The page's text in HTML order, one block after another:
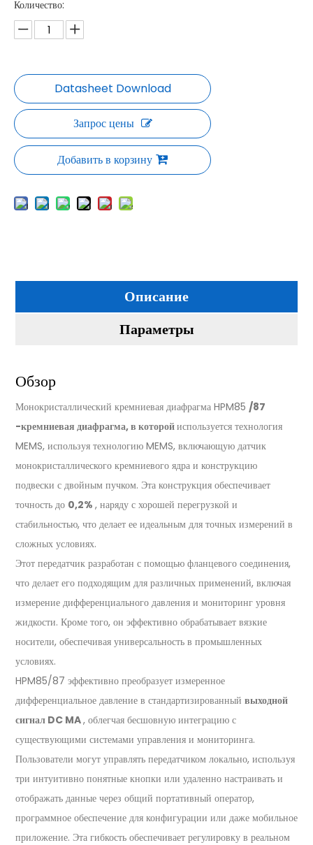
Количество:
Запрос цены
Добавить в корзину
Описание
Параметры
Обзор
Монокристаллический кремниевая диафрагма HPM85 /87
-кремниевая диафрагма, в которойиспользуется технология
MEMS, используя технологию MEMS, включающую датчик
монокристаллического кремниевого ядра и конструкцию
подвески с двойным пучком. Эта конструкция обеспечивает
точность до 0,2% , наряду с хорошей перегрузкой и
стабильностью, что делает ее идеальным для точных измерений в
сложных условиях.
Этот передатчик разработан с помощью фланцевого соединения,
что делает его подходящим для различных применений, включая
измерение дифференциального давления и мониторинг уровня
жидкости. Кроме того, он эффективно обрабатывает вязкие
носители, обеспечивая универсальность в промышленных
условиях.
HPM85/87 эффективно преобразует измеренное
дифференциальное давление в стандартизированный выходной
сигнал DC MA, облегчая бесшовную интеграцию с
существующими системами управления и мониторинга.
Пользователи могут управлять передатчиком локально, используя
три интуитивно понятные кнопки или удаленно настраивать и
отображать данные через общий портативный оператор,
программное обеспечение для конфигурации или даже мобильное
приложение. Эта гибкость обеспечивает регулировку в реальном